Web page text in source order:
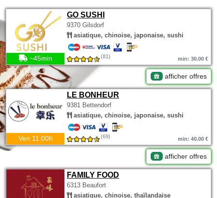
GO SUSHI
9370 Gilsdorf
asiatique, chinoise, japonaise, sushi
~45min (81) min: 30.00 €
afficher offres
LE BONHEUR
9381 Bettendorf
asiatique, chinoise, japonaise, sushi
Ven 11:00h (69) min: 40.00 €
afficher offres
FAMILY FOOD
6313 Beaufort
asiatique, chinoise, thaïlandaise